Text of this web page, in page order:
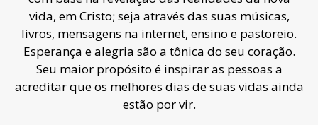
vida, em Cristo; seja através das suas músicas,
livros, mensagens na internet, ensino e pastoreio.
Esperança e alegria são a tônica do seu coração.
Seu maior propósito é inspirar as pessoas a
acreditar que os melhores dias de suas vidas ainda
estão por vir.